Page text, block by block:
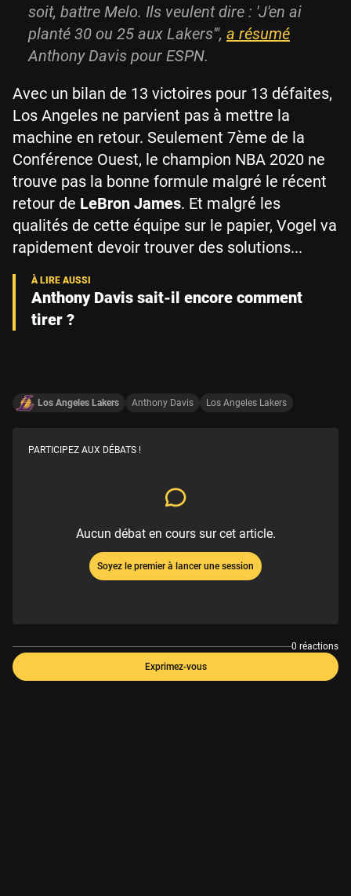
soit, battre Melo. Ils veulent dire : 'J'en ai
planté 30 ou 25 aux Lakers'", a résumé
Anthony Davis pour ESPN.
Avec un bilan de 13 victoires pour 13 défaites,
Los Angeles ne parvient pas à mettre la
machine en retour. Seulement 7ème de la
Conférence Ouest, le champion NBA 2020 ne
trouve pas la bonne formule malgré le récent
retour de LeBron James. Et malgré les
qualités de cette équipe sur le papier, Vogel va
rapidement devoir trouver des solutions...
Anthony Davis sait-il encore comment
tirer ?
Los Angeles Lakers Anthony Davis Los Angeles Lakers
PARTICIPEZ AUX DÉBATS !
Aucun débat en cours sur cet article.
Soyez le premier à lancer une session
0 réactions
Exprimez-vous